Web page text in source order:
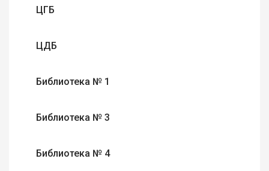
ЦГБ
ЦДБ
Библиотека № 1
Библиотека № 3
Библиотека № 4